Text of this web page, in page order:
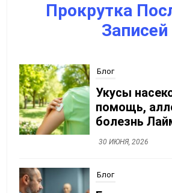
Прокрутка
Записей
Блог
Укусы
помощь,
болезнь
30 ИЮНЯ, 2026
Блог